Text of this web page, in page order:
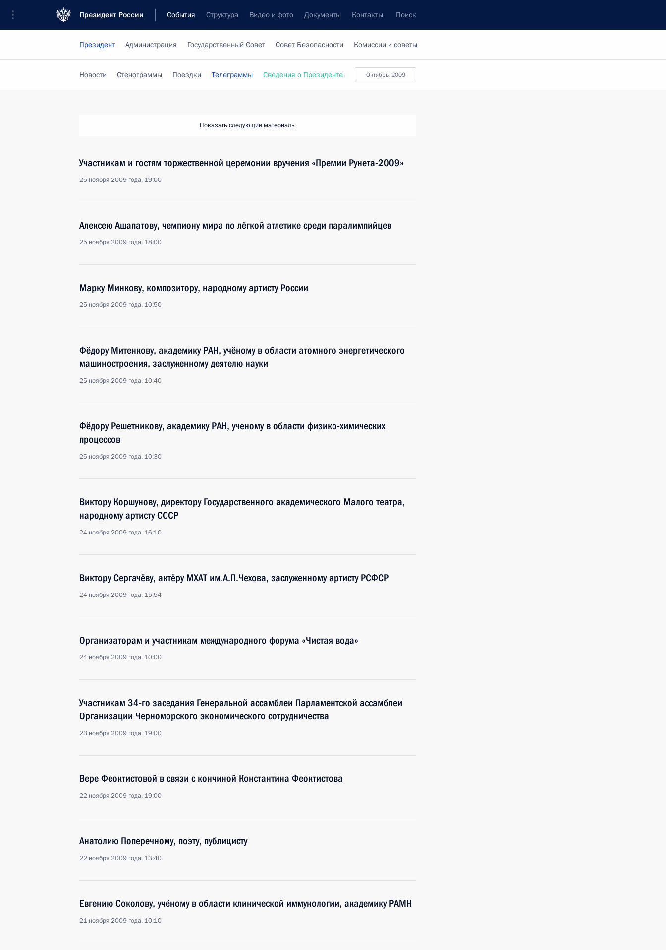
Президент России События Структура Видео и фото Документы Контакты Поиск
Президент Администрация Государственный Совет Совет Безопасности Комиссии и советы
октябрь, 2009
Новости Стенограммы Поездки Телеграммы Сведения о Президенте
Показать следующие материалы
Участникам и гостям торжественной церемонии вручения «Премии Рунета-2009»
25 ноября 2009 года, 19:00
Алексею Ашапатову, чемпиону мира по лёгкой атлетике среди паралимпийцев
25 ноября 2009 года, 18:00
Марку Минкову, композитору, народному артисту России
25 ноября 2009 года, 10:50
Фёдору Митенкову, академику РАН, учёному в области атомного энергетического
машиностроения, заслуженному деятелю науки
25 ноября 2009 года, 10:40
Фёдору Решетникову, академику РАН, ученому в области физико-химических
процессов
25 ноября 2009 года, 10:30
Виктору Коршунову, директору Государственного академического Малого театра,
народному артисту СССР
24 ноября 2009 года, 16:10
Виктору Сергачёву, актёру МХАТ им.А.П.Чехова, заслуженному артисту РСФСР
24 ноября 2009 года, 15:54
Организаторам и участникам международного форума «Чистая вода»
24 ноября 2009 года, 10:00
Участникам 34-го заседания Генеральной ассамблеи Парламентской ассамблеи
Организации Черноморского экономического сотрудничества
23 ноября 2009 года, 19:00
Вере Феоктистовой в связи с кончиной Константина Феоктистова
22 ноября 2009 года, 19:00
Анатолию Поперечному, поэту, публицисту
22 ноября 2009 года, 13:40
Евгению Соколову, учёному в области клинической иммунологии, академику РАМН
21 ноября 2009 года, 10:10